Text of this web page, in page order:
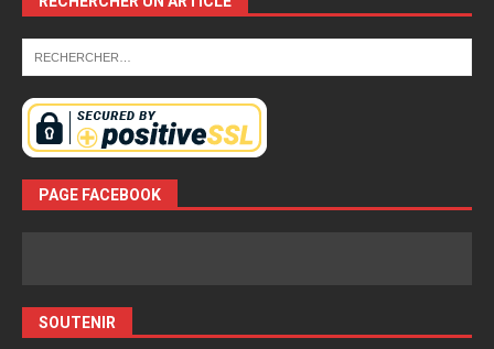
PAGE FACEBOOK
SOUTENIR